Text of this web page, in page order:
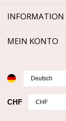
INFORMATION
MEIN KONTO
CHF